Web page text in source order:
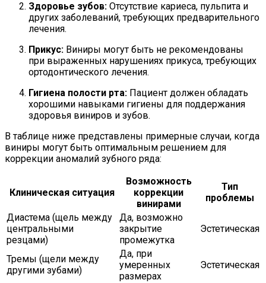
Здоровье зубов: Отсутствие кариеса, пульпита и
других заболеваний, требующих предварительного
лечения.
Прикус: Виниры могут быть не рекомендованы
при выраженных нарушениях прикуса, требующих
ортодонтического лечения.
Гигиена полости рта: Пациент должен обладать
хорошими навыками гигиены для поддержания
здоровья виниров и зубов.
В таблице ниже представлены примерные случаи, когда
виниры могут быть оптимальным решением для
коррекции аномалий зубного ряда:
Клиническая ситуация
Возможность
коррекции
винирами
Тип
проблемы
Диастема (щель между
центральными
резцами)
Да, возможно
закрытие
промежутка
Эстетическая
Тремы (щели между
другими зубами)
Да, при
умеренных
размерах
Эстетическая